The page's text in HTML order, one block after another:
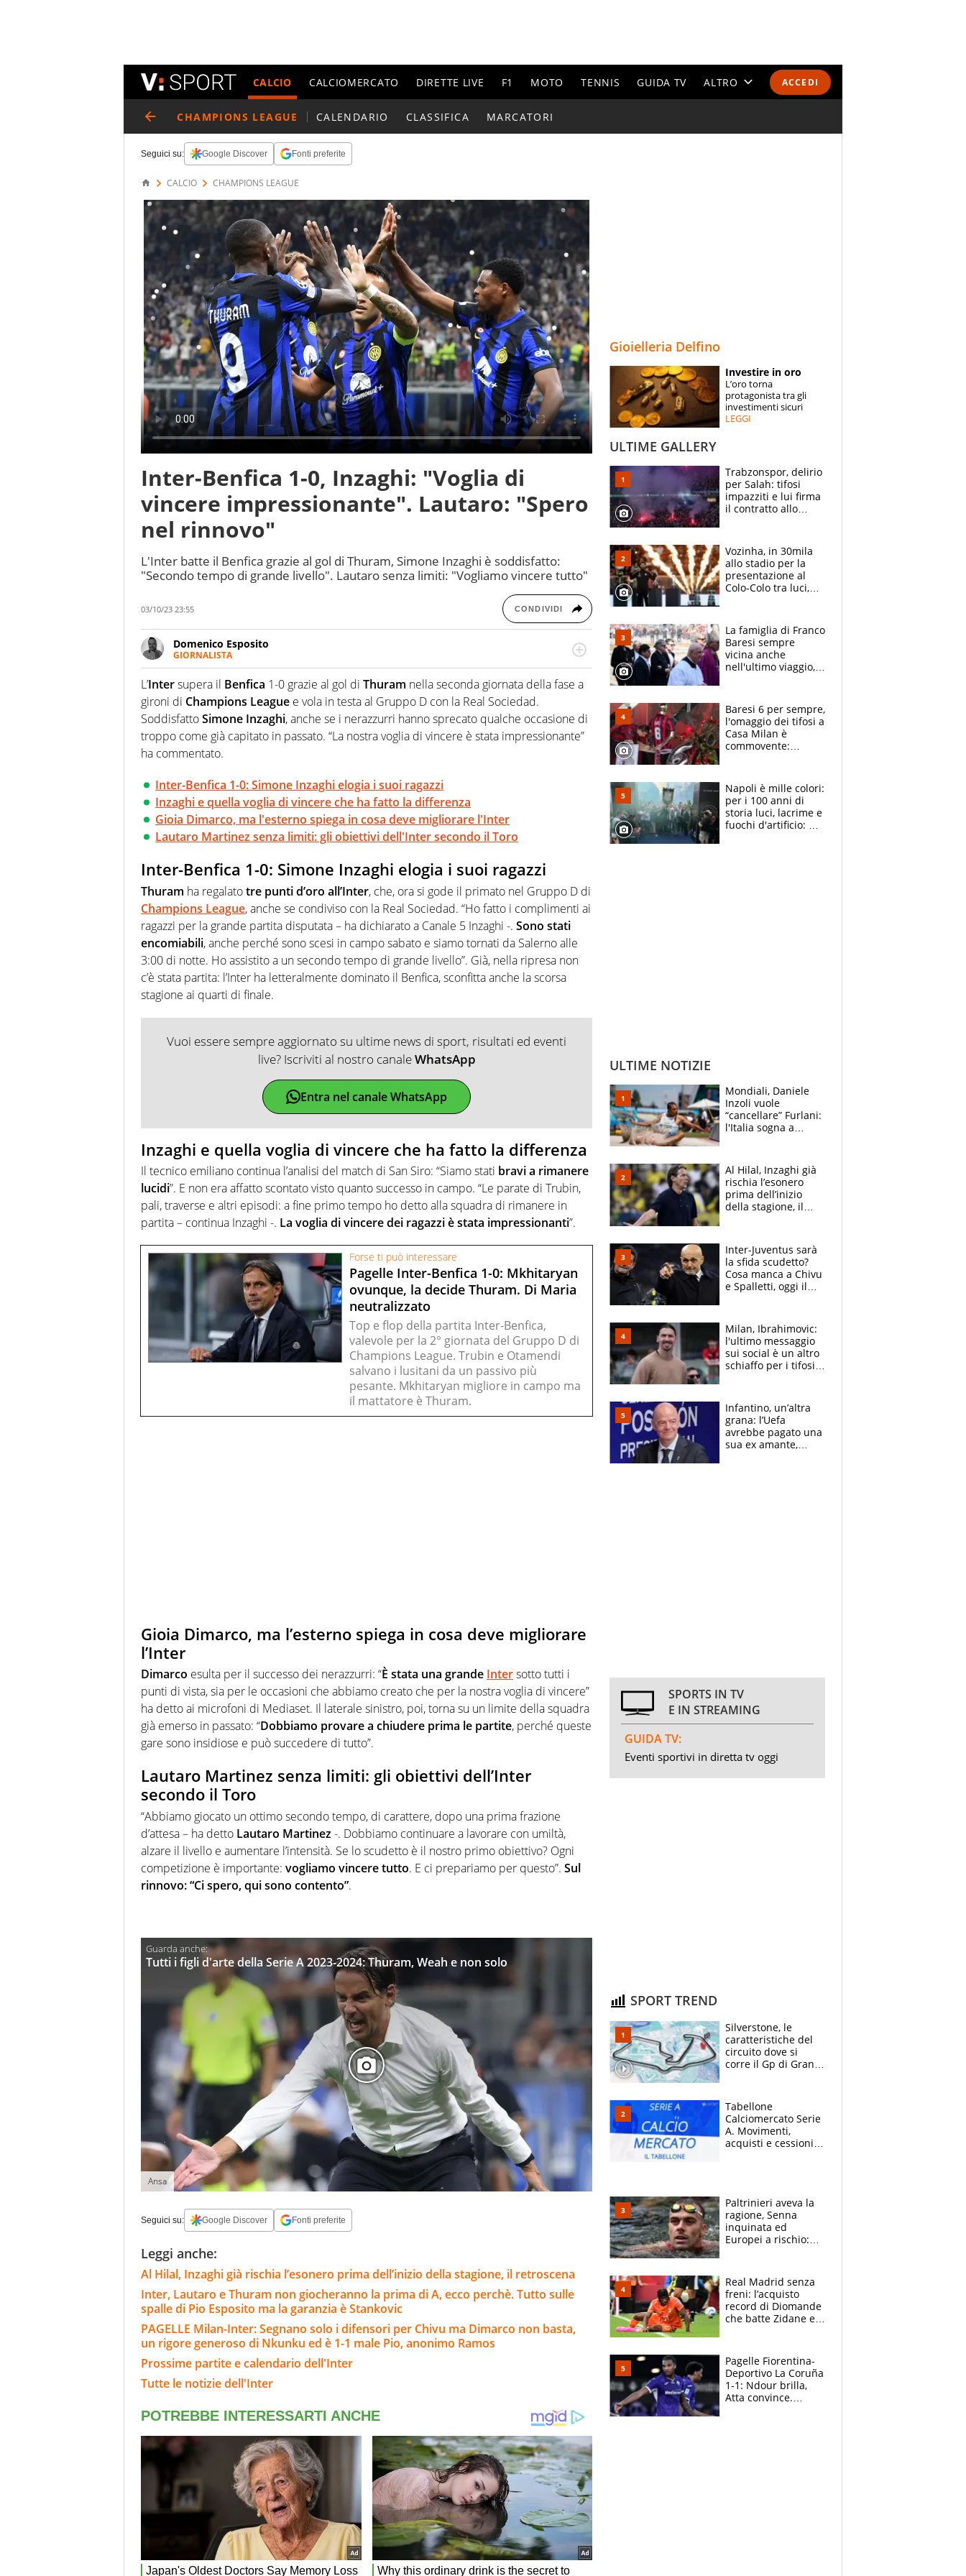
ACCEDI
CALCIO CALCIOMERCATO DIRETTE LIVE F1 MOTO TENNIS GUIDA TV ALTRO
ESPERTI
CONTATTI
CHAMPIONS LEAGUE CALENDARIO CLASSIFICA MARCATORI
Seguici su: Google Discover Fonti preferite
CALCIO CHAMPIONS LEAGUE
Inter-Benfica 1-0, Inzaghi: "Voglia di
vincere impressionante". Lautaro: "Spero
nel rinnovo"
L'Inter batte il Benfica grazie al gol di Thuram, Simone Inzaghi è soddisfatto:
"Secondo tempo di grande livello". Lautaro senza limiti: "Vogliamo vincere tutto"
03/10/23 23:55 CONDIVIDI
Domenico Esposito
GIORNALISTA
Da vent’anni in campo e sul campo per vivere ogni evento in tutte le sue sfaccettature.
Passione smisurata per il calcio e per la sfera di cuoio. Il pallone è una cosa serissima,
guai a dirgli di no
L’Intersupera il Benfica 1-0 grazie al gol di Thuram nella seconda giornata della fase a
gironi di Champions League e vola in testa al Gruppo D con la Real Sociedad.
SoddisfattoSimone Inzaghi, anche se i nerazzurri hanno sprecato qualche occasione di
troppo come già capitato in passato. “La nostra voglia di vincere è stata impressionante”
ha commentato.
Inter-Benfica 1-0: Simone Inzaghi elogia i suoi ragazzi
Inzaghi e quella voglia di vincere che ha fatto la differenza
Gioia Dimarco, ma l'esterno spiega in cosa deve migliorare l'Inter
Lautaro Martinez senza limiti: gli obiettivi dell'Inter secondo il Toro
Inter-Benfica 1-0: Simone Inzaghi elogia i suoi ragazzi
Thuram ha regalatotre punti d’oro all’Inter, che, ora si gode il primato nel Gruppo D di
Champions League, anche se condiviso con la Real Sociedad. “Ho fatto i complimenti ai
ragazzi per la grande partita disputata – ha dichiarato a Canale 5 Inzaghi -. Sono stati
encomiabili, anche perché sono scesi in campo sabato e siamo tornati da Salerno alle
3:00 di notte. Ho assistito a un secondo tempo di grande livello”. Già, nella ripresa non
c’è stata partita: l’Inter ha letteralmente dominato il Benfica, sconfitta anche la scorsa
stagione ai quarti di finale.
Vuoi essere sempre aggiornato su ultime news di sport, risultati ed eventi
live? Iscriviti al nostro canaleWhatsApp
Entra nel canale WhatsApp
Inzaghi e quella voglia di vincere che ha fatto la differenza
Il tecnico emiliano continua l’analisi del match di San Siro: “Siamo stati bravi a rimanere
lucidi”. E non era affatto scontato visto quanto successo in campo. “Le parate di Trubin,
pali, traverse e altri episodi: a fine primo tempo ho detto alla squadra di rimanere in
partita – continua Inzaghi -. La voglia di vincere dei ragazzi è stata impressionanti”.
Forse ti può interessare
Pagelle Inter-Benfica 1-0: Mkhitaryan
ovunque, la decide Thuram. Di Maria
neutralizzato
Top e flop della partita Inter-Benfica,
valevole per la 2° giornata del Gruppo D di
Champions League. Trubin e Otamendi
salvano i lusitani da un passivo più
pesante. Mkhitaryan migliore in campo ma
il mattatore è Thuram.
Gioia Dimarco, ma l’esterno spiega in cosa deve migliorare
l’Inter
Dimarco esulta per il successo dei nerazzurri: “È stata una grande Intersotto tutti i
punti di vista, sia per le occasioni che abbiamo creato che per la nostra voglia di vincere”
ha detto ai microfoni di Mediaset. Il laterale sinistro, poi, torna su un limite della squadra
già emerso in passato: “Dobbiamo provare a chiudere prima le partite, perché queste
gare sono insidiose e può succedere di tutto”.
Lautaro Martinez senza limiti: gli obiettivi dell’Inter
secondo il Toro
“Abbiamo giocato un ottimo secondo tempo, di carattere, dopo una prima frazione
d’attesa – ha detto Lautaro Martinez-. Dobbiamo continuare a lavorare con umiltà,
alzare il livello e aumentare l’intensità. Se lo scudetto è il nostro primo obiettivo? Ogni
competizione è importante: vogliamo vincere tutto. E ci prepariamo per questo”. Sul
rinnovo: “Ci spero, qui sono contento”.
Tutti i figli d'arte della Serie A 2023-2024: Thuram, Weah e non solo
Ansa
Seguici su: Google Discover Fonti preferite
Leggi anche:
Al Hilal, Inzaghi già rischia l’esonero prima dell’inizio della stagione, il retroscena
Inter, Lautaro e Thuram non giocheranno la prima di A, ecco perchè. Tutto sulle
spalle di Pio Esposito ma la garanzia è Stankovic
PAGELLE Milan-Inter: Segnano solo i difensori per Chivu ma Dimarco non basta,
un rigore generoso di Nkunku ed è 1-1 male Pio, anonimo Ramos
Prossime partite e calendario dell'Inter
Tutte le notizie dell'Inter
Gioielleria Delfino
Investire in oro
L’oro torna
protagonista tra gli
investimenti sicuri
LEGGI
ULTIME GALLERY
Trabzonspor, delirio
per Salah: tifosi
impazziti e lui firma
il contratto allo
Vozinha, in 30mila
allo stadio per la
presentazione al
Colo-Colo tra luci,
La famiglia di Franco
Baresi sempre
vicina anche
nell'ultimo viaggio,
circondati
dall'affetto dei tifosi
Baresi 6 per sempre,
l'omaggio dei tifosi a
Casa Milan è
commovente:
bigliettini
Napoli è mille colori:
per i 100 anni di
storia luci, lacrime e
fuochi d'artificio: De
ULTIME NOTIZIE
Mondiali, Daniele
Inzoli vuole
“cancellare” Furlani:
l'Italia sogna a
finale
Al Hilal, Inzaghi già
rischia l’esonero
prima dell’inizio
della stagione, il
Inter-Juventus sarà
la sfida scudetto?
Cosa manca a Chivu
e Spalletti, oggi il
Milan, Ibrahimovic:
l'ultimo messaggio
sui social è un altro
schiaffo per i tifosi
Infantino, un’altra
grana: l’Uefa
avrebbe pagato una
sua ex amante,
SPORTS IN TV
E IN STREAMING
GUIDA TV:
Eventi sportivi in diretta tv oggi
SPORT TREND
Silverstone, le
caratteristiche del
circuito dove si
corre il Gp di Gran
Tabellone
Calciomercato Serie
A. Movimenti,
acquisti e cessioni:
Paltrinieri aveva la
ragione, Senna
inquinata ed
Europei a rischio:
adesso
Real Madrid senza
freni: l’acquisto
record di Diomande
che batte Zidane e
Pagelle Fiorentina-
Deportivo La Coruña
1-1: Ndour brilla,
Atta convince.